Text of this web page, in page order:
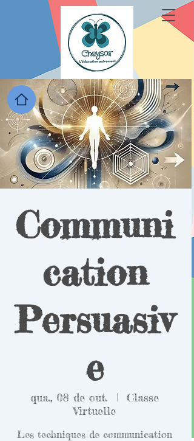
Communi
cation
Persuasiv
e
qua., 08 de out.
  |
Classe
Virtuelle
Les techniques de communication